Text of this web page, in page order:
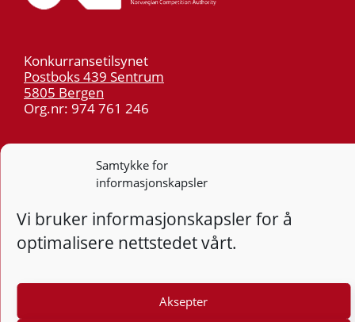
Samtykke for
informasjonskapsler
Vi bruker informasjonskapsler for å
optimalisere nettstedet vårt.
Aksepter
Konkurransetilsynet
Postboks 439 Sentrum
5805 Bergen
Org.nr: 974 761 246
post@kt.no